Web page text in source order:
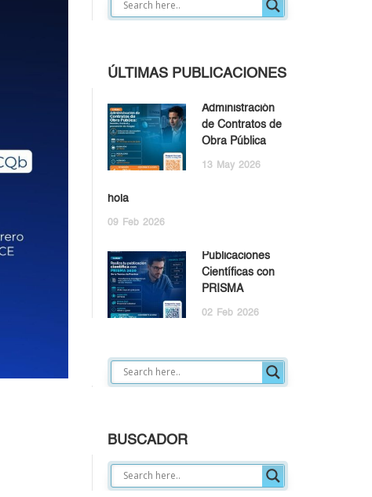
ÚLTIMAS PUBLICACIONES
Administración
de Contratos de
Obra Pública
13 May 2026
hola
09 Feb 2026
Publicaciones
Científicas con
PRISMA
02 Feb 2026
BUSCADOR